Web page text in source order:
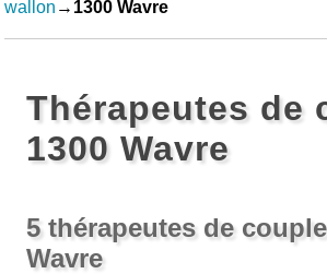
wallon → 1300 Wavre
Thérapeutes de
1300 Wavre
5 thérapeutes de
Wavre